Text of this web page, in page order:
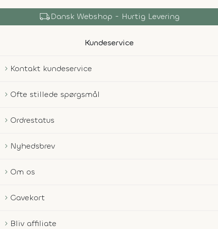
local_shippingDansk Webshop - Hurtig Levering
Kundeservice
Kontakt kundeservice
Ofte stillede spørgsmål
Ordrestatus
Nyhedsbrev
Om os
Gavekort
Bliv affiliate